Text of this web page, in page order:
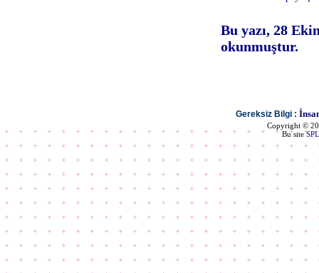
Bu yazı, 28
okunmuştur.
Gereksiz Bilgi :
Copyright ©
Bu siteSPL